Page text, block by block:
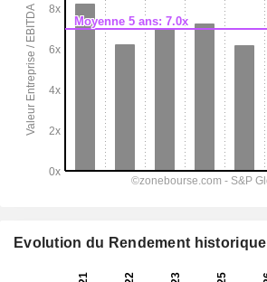
Evolution du Rendement historique